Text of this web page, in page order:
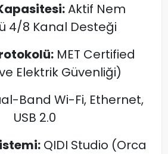
Aktif Nem
4/8 Kanal Desteği
MET Certified
Elektrik Güvenliği)
Band Wi-Fi, Ethernet,
USB 2.0
QIDI Studio (Orca